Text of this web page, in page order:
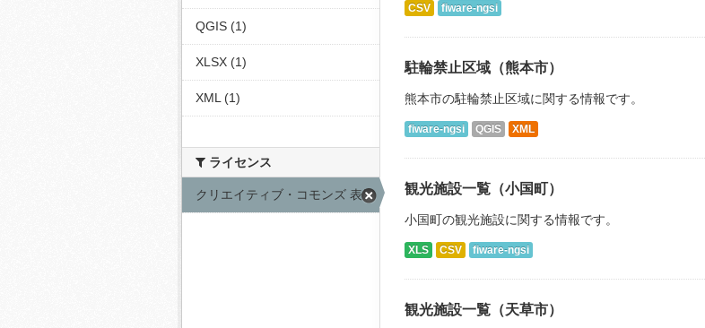
CSV fiware-ngsi
駐輪禁止区域（熊本市）
熊本市の駐輪禁止区域に関する情報です。
fiware-ngsi QGIS XML
観光施設一覧（小国町）
小国町の観光施設に関する情報です。
XLS CSV fiware-ngsi
観光施設一覧（天草市）
QGIS (1)
XLSX (1)
XML (1)
ライセンス
クリエイティブ・コモンズ 表示 (15)